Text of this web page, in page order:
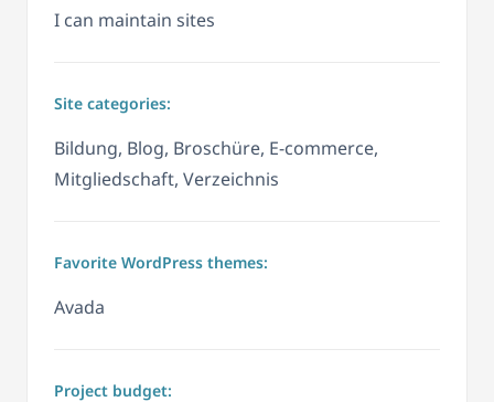
I can maintain sites
Site categories:
Bildung, Blog, Broschüre, E-commerce,
Mitgliedschaft, Verzeichnis
Favorite WordPress themes:
Avada
Project budget: